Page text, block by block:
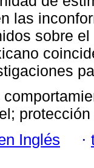
las
sobre
Inglés ·